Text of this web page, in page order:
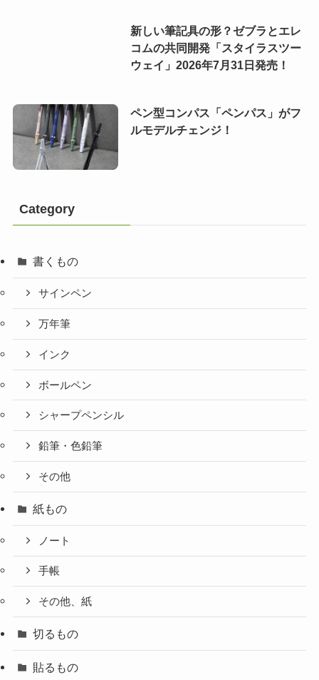
新しい筆記具の形？ゼブラとエレ
コムの共同開発「スタイラスツー
ウェイ」2026年7月31日発売！
ペン型コンパス「ペンパス」がフ
ルモデルチェンジ！
Category
書くもの
サインペン
万年筆
インク
ボールペン
シャープペンシル
鉛筆・色鉛筆
その他
紙もの
ノート
手帳
その他、紙
切るもの
貼るもの